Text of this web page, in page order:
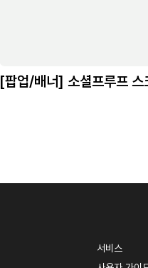
[팝업/배너] 소셜프루프 스
서비스